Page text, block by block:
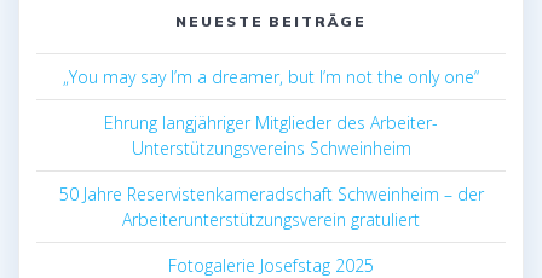
NEUESTE BEITRÄGE
„You may say I’m a dreamer, but I’m not the only one“
Ehrung langjähriger Mitglieder des Arbeiter-
Unterstützungsvereins Schweinheim
50 Jahre Reservistenkameradschaft Schweinheim – der
Arbeiterunterstützungsverein gratuliert
Fotogalerie Josefstag 2025